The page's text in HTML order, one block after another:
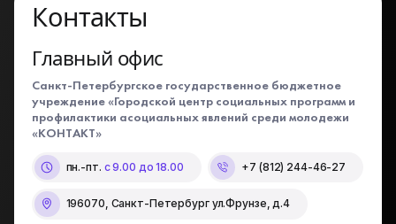
Контакты
Главный офис
Санкт-Петербургское государственное бюджетное
учреждение «Городской центр социальных программ и
профилактики асоциальных явлений среди молодежи
«КОНТАКТ»
пн.-пт. с 9.00 до 18.00 +7 (812) 244-46-27
196070, Санкт-Петербург ул.Фрунзе, д.4